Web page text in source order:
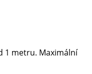
1 metru. Maximální